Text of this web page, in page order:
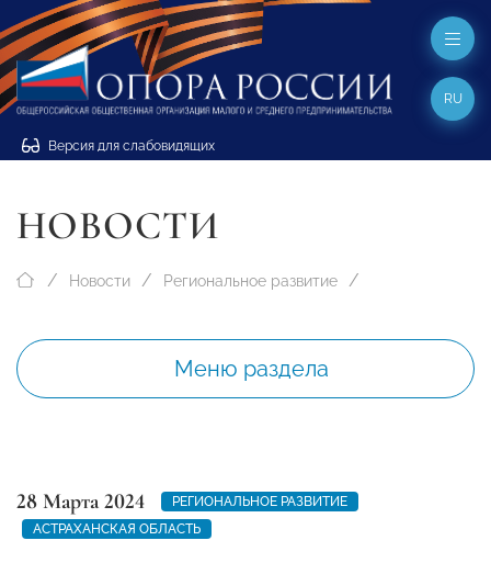
Версия для слабовидящих
RU
НОВОСТИ
Новости Региональное развитие
Меню раздела
28 Марта 2024
РЕГИОНАЛЬНОЕ РАЗВИТИЕ
АСТРАХАНСКАЯ ОБЛАСТЬ